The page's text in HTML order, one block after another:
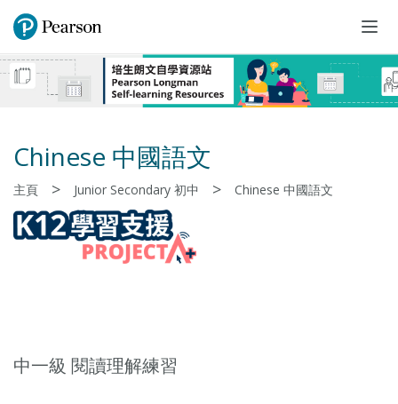
Chinese 中國語文
主頁 > Junior Secondary 初中 > Chinese 中國語文
中一級 閱讀理解練習